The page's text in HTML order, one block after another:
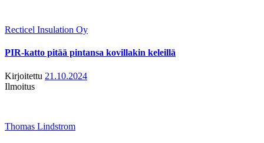
Recticel Insulation Oy
PIR-katto pitää pintansa kovillakin keleillä
Kirjoitettu 21.10.2024
Ilmoitus
Thomas Lindstrom